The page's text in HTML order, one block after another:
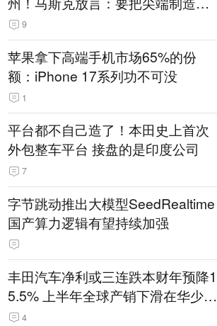
回美国
9
苹果拿下高端手机市场65%的份
额：iPhone 17系列功不可没
1
平台都不自己造了！本田史上首次
外包整车平台 接盘的是印度公司
7
字节跳动推出大模型SeedRealtime
国产算力逻辑有望持续加强
丰田汽车净利或三连跌本财年预降1
5.5% 上半年全球产销下滑在华少卖
14.3万辆
4